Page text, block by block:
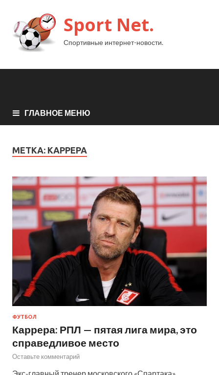
Sport Net.
Спортивные интернет-новости.
ГЛАВНОЕ МЕНЮ
МЕТКА: КАРРЕРА
ФУТБОЛ
Каррера: РПЛ — пятая лига мира, это
справедливое место
Оставьте комментарий